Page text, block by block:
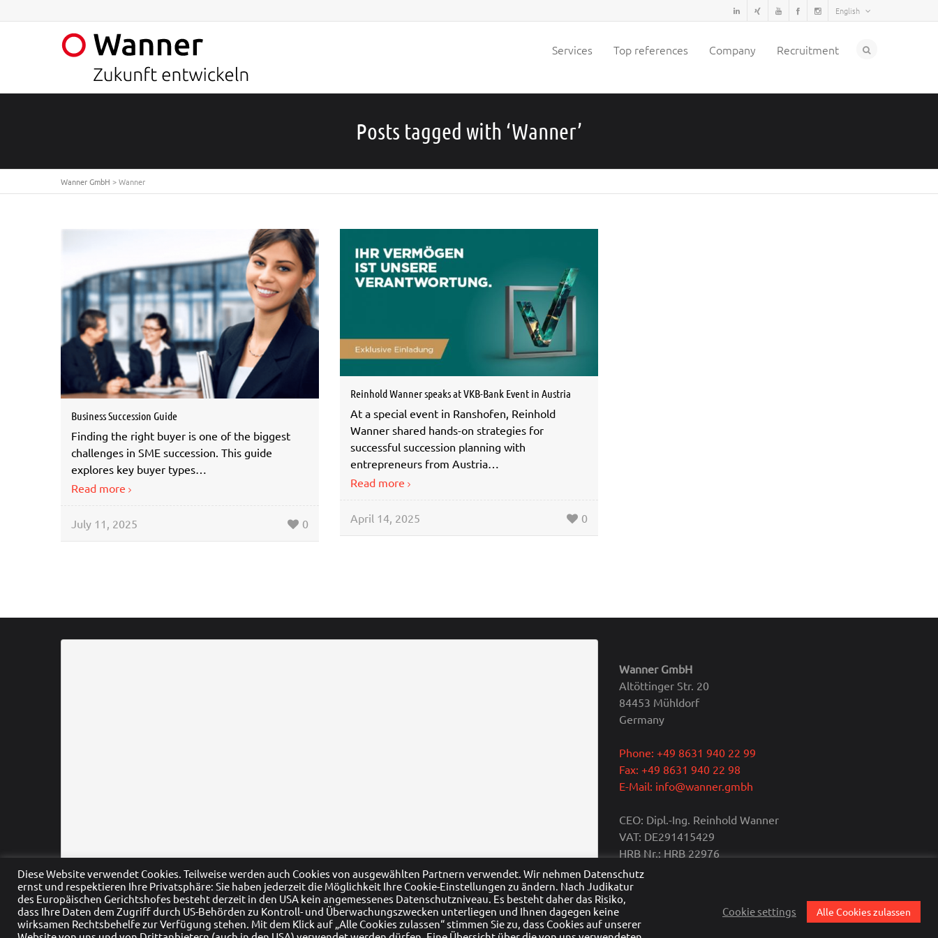
English
Services Top references Company Recruitment
Posts tagged with ‘Wanner’
Wanner GmbH >Wanner
Business Succession Guide
Finding the right buyer is one of the biggest
challenges in SME succession. This guide
explores key buyer types…
Read more
July 11, 2025 0
Reinhold Wanner speaks at VKB-Bank Event in Austria
At a special event in Ranshofen, Reinhold
Wanner shared hands-on strategies for
successful succession planning with
entrepreneurs from Austria…
Read more
April 14, 2025 0
Wanner GmbH
Altöttinger Str. 20
84453 Mühldorf
Germany
Phone: +49 8631 940 22 99
Fax: +49 8631 940 22 98
E-Mail: info@wanner.gmbh
CEO: Dipl.-Ing. Reinhold Wanner
VAT: DE291415429
HRB Nr.: HRB 22976
Commercial register: Traunstein
Diese Website verwendet Cookies. Teilweise werden auch Cookies von ausgewählten Partnern verwendet. Wir nehmen Datenschutz
ernst und respektieren Ihre Privatsphäre: Sie haben jederzeit die Möglichkeit Ihre Cookie-Einstellungen zu ändern. Nach Judikatur
des Europäischen Gerichtshofes besteht derzeit in den USA kein angemessenes Datenschutzniveau. Es besteht daher das Risiko,
dass Ihre Daten dem Zugriff durch US-Behörden zu Kontroll- und Überwachungszwecken unterliegen und Ihnen dagegen keine
wirksamen Rechtsbehelfe zur Verfügung stehen. Mit dem Klick auf „Alle Cookies zulassen“ stimmen Sie zu, dass Cookies auf unserer
Cookie settings Alle Cookies zulassen